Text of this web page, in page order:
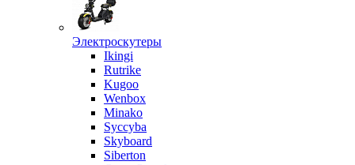
Электроскутеры
Ikingi
Rutrike
Kugoo
Wenbox
Minako
Syccyba
Skyboard
Siberton